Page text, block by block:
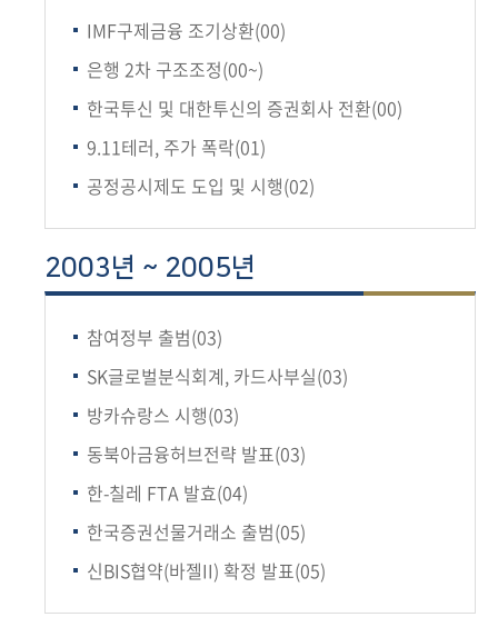
IMF구제금융 조기상환(00)
은행 2차 구조조정(00~)
한국투신 및 대한투신의 증권회사 전환(00)
9.11테러, 주가 폭락(01)
공정공시제도 도입 및 시행(02)
2003년 ~ 2005년
참여정부 출범(03)
SK글로벌분식회계, 카드사부실(03)
방카슈랑스 시행(03)
동북아금융허브전략 발표(03)
한-칠레 FTA 발효(04)
한국증권선물거래소 출범(05)
신BIS협약(바젤II) 확정 발표(05)